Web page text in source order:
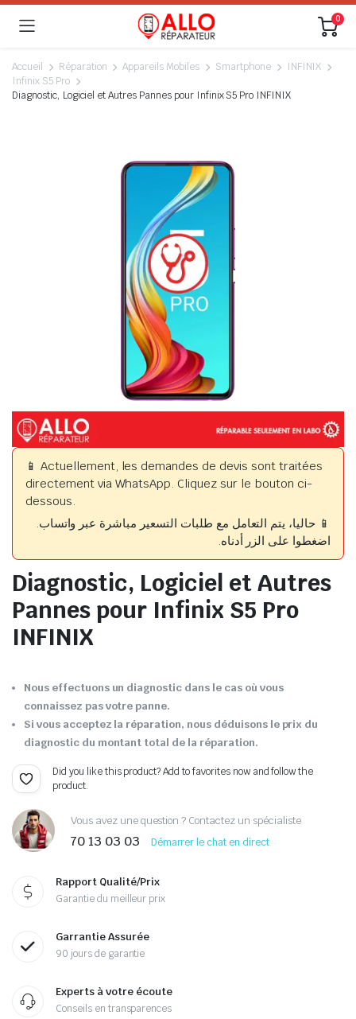
0
Accueil Réparation Appareils Mobiles Smartphone
INFINIX
Infinix S5 Pro
Diagnostic, Logiciel et Autres Pannes pour Infinix S5 Pro INFINIX
📱 Actuellement, les demandes de devis sont traitées
directement via WhatsApp. Cliquez sur le bouton ci-
dessous.
📱 حاليا، يتم التعامل مع طلبات التسعير مباشرة عبر واتساب.
اضغطوا على الزر أدناه.
Diagnostic, Logiciel et Autres
Pannes pour Infinix S5 Pro
INFINIX
Nous effectuons un diagnostic dans le cas où vous
connaissez pas votre panne.
Si vous acceptez la réparation, nous déduisons le prix du
diagnostic du montant total de la réparation.
Did you like this product? Add to favorites now and follow the
product.
Vous avez une question ? Contactez un spécialiste
70 13 03 03 Démarrer le chat en direct
Rapport Qualité/Prix
Garantie du meilleur prix
Garrantie Assurée
90 jours de garantie
Experts à votre écoute
Conseils en transparences